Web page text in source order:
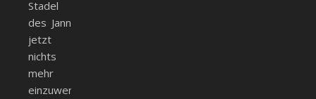
Stadel
des Jann
jetzt
nichts
mehr
einzuwenden,